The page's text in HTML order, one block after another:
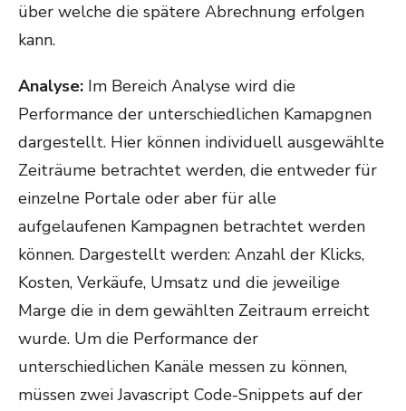
über welche die spätere Abrechnung erfolgen
kann.
Analyse: Im Bereich Analyse wird die
Performance der unterschiedlichen Kamapgnen
dargestellt. Hier können individuell ausgewählte
Zeiträume betrachtet werden, die entweder für
einzelne Portale oder aber für alle
aufgelaufenen Kampagnen betrachtet werden
können. Dargestellt werden: Anzahl der Klicks,
Kosten, Verkäufe, Umsatz und die jeweilige
Marge die in dem gewählten Zeitraum erreicht
wurde. Um die Performance der
unterschiedlichen Kanäle messen zu können,
müssen zwei Javascript Code-Snippets auf der